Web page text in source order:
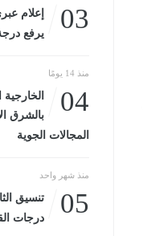
03
إعلام
يرفع
منذ 14 يومًا
04
بالشرق
المجالات الجوية
منذ شهر واحد
05
درجات